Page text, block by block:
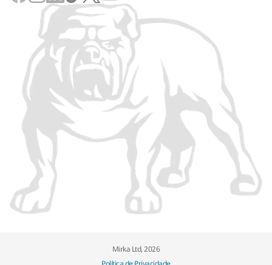
Mirka Ltd, 2026